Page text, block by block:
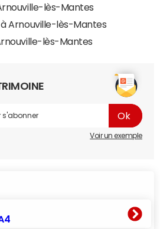
lès-Mantes
Arnouville-lès-Mantes
lès-Mantes
Voir un exemple